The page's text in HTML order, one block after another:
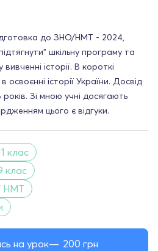
на урок 200 грн
до ЗНО/НМТ - 2024,
шкільну програму та
історії. В короткі
історії України. Досвід
Зі мною учні досягають
цього є відгуки.
клас
клас
НМТ